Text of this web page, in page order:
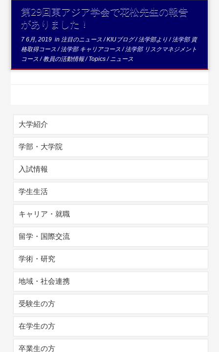
第29回東アジア学会で花松先生の報告
がありました！
7 6月, 2019 in 注目のニュース/KIUブログ/法学部より/法学部 資
格取得コース/法学部 キャリアコース/法学部 リスクマネジメント
コース/教員の活動情報/Topics/ニュース
大学紹介
学部・大学院
入試情報
学生生活
キャリア・就職
留学・国際交流
学術・研究
地域・社会連携
受験生の方
在学生の方
卒業生の方